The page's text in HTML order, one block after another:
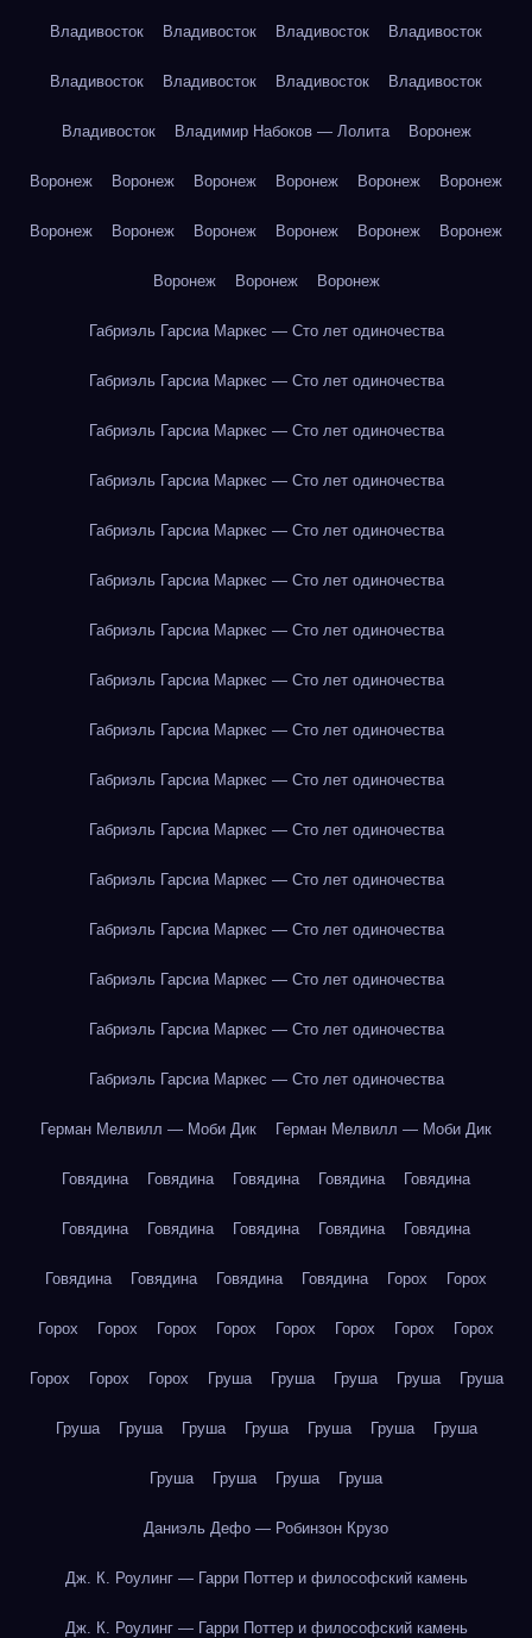
Владивосток Владивосток Владивосток Владивосток
Владивосток Владивосток Владивосток Владивосток
Владивосток Владимир Набоков — Лолита Воронеж
Воронеж Воронеж Воронеж Воронеж Воронеж Воронеж
Воронеж Воронеж Воронеж Воронеж Воронеж Воронеж
Воронеж Воронеж Воронеж
Габриэль Гарсиа Маркес — Сто лет одиночества
Габриэль Гарсиа Маркес — Сто лет одиночества
Габриэль Гарсиа Маркес — Сто лет одиночества
Габриэль Гарсиа Маркес — Сто лет одиночества
Габриэль Гарсиа Маркес — Сто лет одиночества
Габриэль Гарсиа Маркес — Сто лет одиночества
Габриэль Гарсиа Маркес — Сто лет одиночества
Габриэль Гарсиа Маркес — Сто лет одиночества
Габриэль Гарсиа Маркес — Сто лет одиночества
Габриэль Гарсиа Маркес — Сто лет одиночества
Габриэль Гарсиа Маркес — Сто лет одиночества
Габриэль Гарсиа Маркес — Сто лет одиночества
Габриэль Гарсиа Маркес — Сто лет одиночества
Габриэль Гарсиа Маркес — Сто лет одиночества
Габриэль Гарсиа Маркес — Сто лет одиночества
Габриэль Гарсиа Маркес — Сто лет одиночества
Герман Мелвилл — Моби Дик Герман Мелвилл — Моби Дик
Говядина Говядина Говядина Говядина Говядина
Говядина Говядина Говядина Говядина Говядина
Говядина Говядина Говядина Говядина Горох Горох
Горох Горох Горох Горох Горох Горох Горох Горох
Горох Горох Горох Груша Груша Груша Груша Груша
Груша Груша Груша Груша Груша Груша Груша
Груша Груша Груша Груша
Даниэль Дефо — Робинзон Крузо
Дж. К. Роулинг — Гарри Поттер и философский камень
Дж. К. Роулинг — Гарри Поттер и философский камень